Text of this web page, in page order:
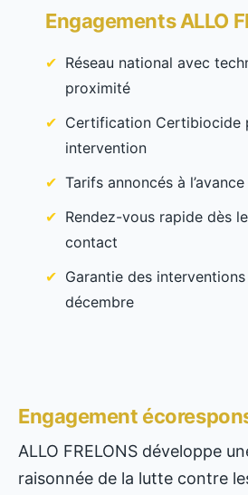
Engagements ALLO
Réseau national avec
proximité
Certification Certibiocide
intervention
Tarifs annoncés à
Rendez-vous rapide dès
contact
Garantie des interventions
décembre
Engagement
ALLO FRELONS développe
raisonnée de la lutte contre